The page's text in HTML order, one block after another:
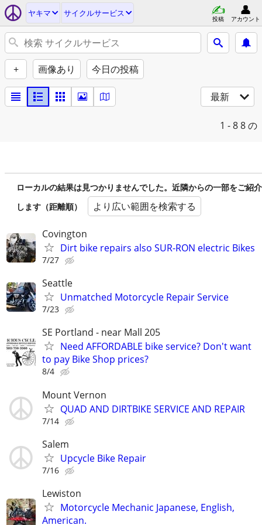
ヤキマ サイクルサービス
投稿 アカウント
+ 画像あり 今日の投稿
最新
1 - 88 の
ローカルの結果は見つかりませんでした。近隣からの一部をご紹介
します（距離順）
より広い範囲を検索する
Covington
Dirt bike repairs also SUR-RON electric Bikes
7/27
Seattle
Unmatched Motorcycle Repair Service
7/23
SE Portland - near Mall 205
Need AFFORDABLE bike service? Don't want
to pay Bike Shop prices?
8/4
Mount Vernon
QUAD AND DIRTBIKE SERVICE AND REPAIR
7/14
Salem
Upcycle Bike Repair
7/16
Lewiston
Motorcycle Mechanic Japanese, English,
American.